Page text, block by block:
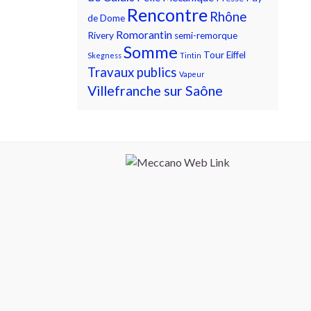
de Dome Rencontre Rhône
Rivery Romorantin semi-remorque
Skegness Somme Tintin Tour Eiffel
Travaux publics Vapeur
Villefranche sur Saône